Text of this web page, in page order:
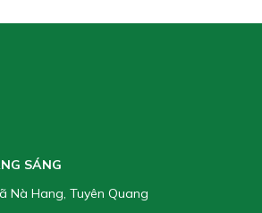
SÁNG
Nà Hang, Tuyên Quang